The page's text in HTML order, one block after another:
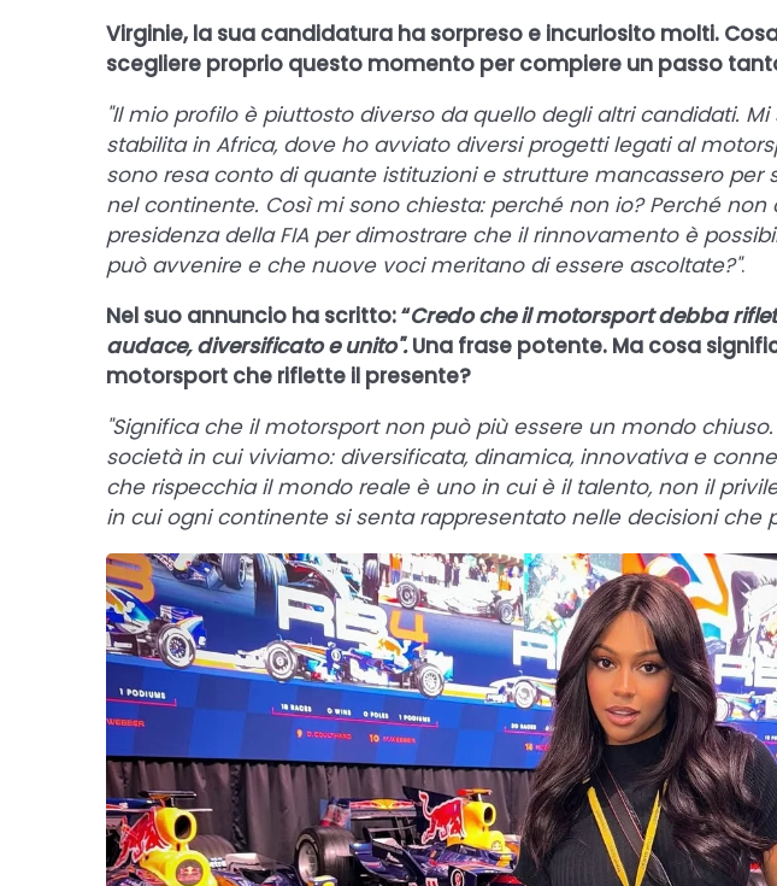
Virginie, la sua candidatura ha sorpreso e incuriosito molti.
scegliere proprio questo momento per compiere un passo
"Il mio profilo è piuttosto diverso da quello degli altri candidati.
stabilita in Africa, dove ho avviato diversi progetti legati al
sono resa conto di quante istituzioni e strutture mancassero per
nel continente. Così mi sono chiesta: perché non io? Perché non
presidenza della FIA per dimostrare che il rinnovamento è
può avvenire e che nuove voci meritano di essere ascoltate?".
Nel suo annuncio ha scritto: “Credo che il motorsport debba
audace, diversificato e unito".Una frase potente. Ma cosa
motorsport che riflette il presente?
"Significa che il motorsport non può più essere un mondo
società in cui viviamo: diversificata, dinamica, innovativa e
che rispecchia il mondo reale è uno in cui è il talento, non il
in cui ogni continente si senta rappresentato nelle decisioni che